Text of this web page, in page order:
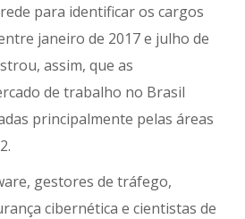
para identificar os cargos
janeiro de 2017 e julho de
assim, que as
de trabalho no Brasil
principalmente pelas áreas
gestores de tráfego,
cibernética e cientistas de